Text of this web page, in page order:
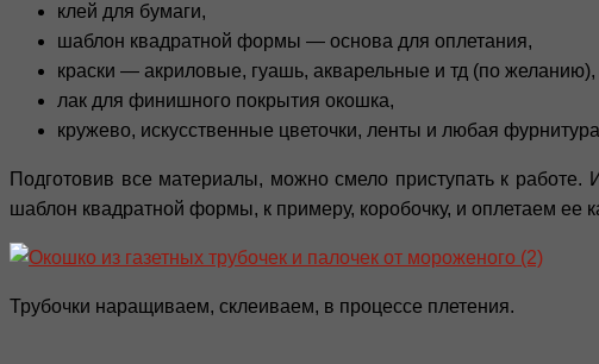
клей для бумаги,
шаблон квадратной формы — основа для оплетания,
краски — акриловые, гуашь, акварельные и тд (по желанию),
лак для финишного покрытия окошка,
кружево, искусственные цветочки, ленты и любая
Подготовив все материалы, можно смело приступать к работе.
шаблон квадратной формы, к примеру, коробочку, и оплетаем ее
Трубочки наращиваем, склеиваем, в процессе плетения.